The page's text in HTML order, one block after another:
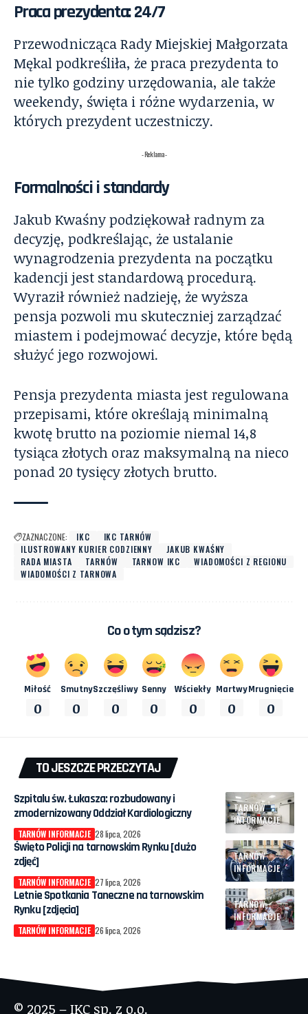
Praca prezydenta: 24/7
Przewodnicząca Rady Miejskiej Małgorzata
Mękal podkreśliła, że praca prezydenta to
nie tylko godziny urzędowania, ale także
weekendy, święta i różne wydarzenia, w
których prezydent uczestniczy.
- Reklama -
Formalności i standardy
Jakub Kwaśny podziękował radnym za
decyzję, podkreślając, że ustalanie
wynagrodzenia prezydenta na początku
kadencji jest standardową procedurą.
Wyraził również nadzieję, że wyższa
pensja pozwoli mu skuteczniej zarządzać
miastem i podejmować decyzje, które będą
służyć jego rozwojowi.
Pensja prezydenta miasta jest regulowana
przepisami, które określają minimalną
kwotę brutto na poziomie niemal 14,8
tysiąca złotych oraz maksymalną na nieco
ponad 20 tysięcy złotych brutto.
ZAZNACZONE: IKC
IKC TARNÓW
ILUSTROWANY KURIER CODZIENNY
JAKUB KWAŚNY
RADA MIASTA
TARNÓW TARNOW IKC
WIADOMOŚCI Z REGIONU
WIADOMOŚCI Z TARNOWA
Co o tym sądzisz?
Miłość
0
Smutny
0
Szczęśliwy
0
Senny
0
Wściekły
0
Martwy
0
Mrugnięcie
0
TO JESZCZE PRZECZYTAJ
TARNÓW
INFORMACJE
Szpitalu św. Łukasza: rozbudowany i
zmodernizowany Oddział Kardiologiczny
TARNÓW INFORMACJE 28 lipca, 2026
TARNÓW
INFORMACJE
Święto Policji na tarnowskim Rynku [dużo
zdjęć]
TARNÓW INFORMACJE 27 lipca, 2026
TARNÓW
INFORMACJE
Letnie Spotkania Taneczne na tarnowskim
Rynku [zdjęcia]
TARNÓW INFORMACJE 26 lipca, 2026
© 2025 – IKC sp. z o.o.